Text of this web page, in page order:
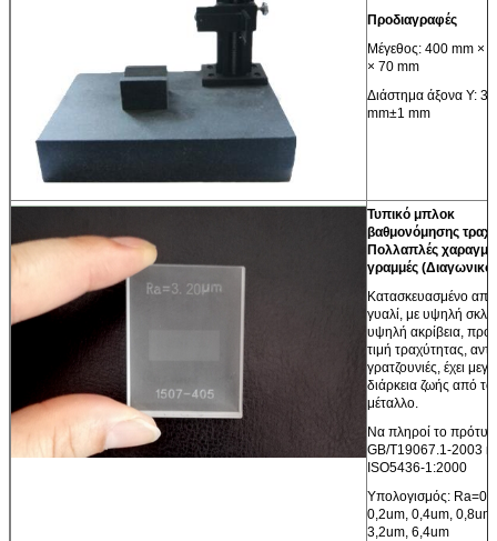
Προδιαγραφές
Μέγεθος: 400 mm ×
× 70 mm
Διάστημα άξονα Y:
mm±1 mm
Τυπικό μπλοκ
βαθμονόμησης
Πολλαπλές
γραμμές (Διαγωνικό
Κατασκευασμένο από
γυαλί, με υψηλή
υψηλή ακρίβεια,
τιμή τραχύτητας, αντι
γρατζουνιές, έχει
διάρκεια ζωής από το
μέταλλο.
Να πληροί το
GB/T19067.1-2003
ISO5436-1:2000
Υπολογισμός:
0,2um, 0,4um,
3,2um, 6,4um